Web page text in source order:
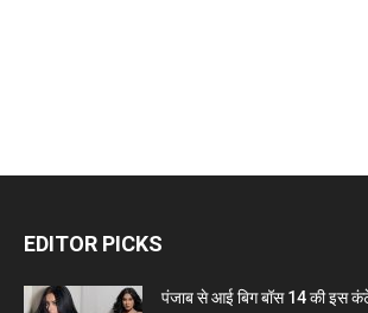
EDITOR PICKS
पंजाब से आई बिग बॉस 14 की इस